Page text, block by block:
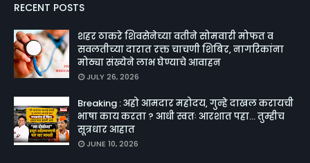
RECENT POSTS
शहर ठाकरे शिवसेनेच्या वतीने सोमवारी मोफत व
सवलतीच्या दारात रक्त चाचणी शिबिर, नागरिकांना
मोठ्या संख्येने लाभ घेण्याचे आवाहन
JULY 26, 2026
Breaking : अहो आमदार महोदय, गुन्हे दाखल करायची
भाषा काय करता ? आधी स्वतः आरशात पहा... तुम्हीच
सूत्रधार आहात
JUNE 10, 2026